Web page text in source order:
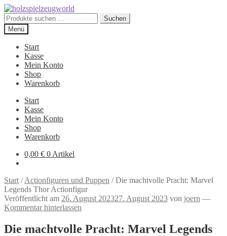
Zur
Navigation
springen
Zum
Inhalt
springen
Suchen
nach:
Suchen
Menü
Start
Kasse
Mein Konto
Shop
Warenkorb
Start
Kasse
Mein Konto
Shop
Warenkorb
0,00 € 0 Artikel
Start /Actionfiguren und Puppen /Die machtvolle Pracht: Marvel
Legends Thor Actionfigur
Veröffentlicht am 26. August 202327. August 2023 von joern —
Kommentar hinterlassen
Die machtvolle Pracht: Marvel Legends